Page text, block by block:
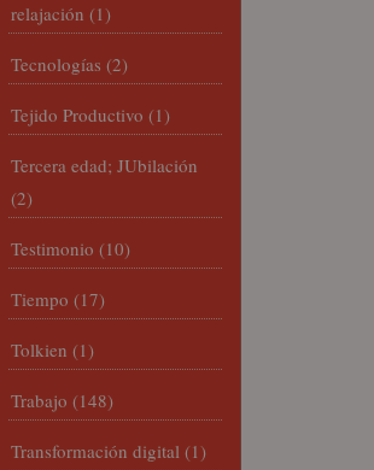
relajación (1)
Tecnologías (2)
Tejido Productivo (1)
Tercera edad; JUbilación
(2)
Testimonio (10)
Tiempo (17)
Tolkien (1)
Trabajo (148)
Transformación digital (1)